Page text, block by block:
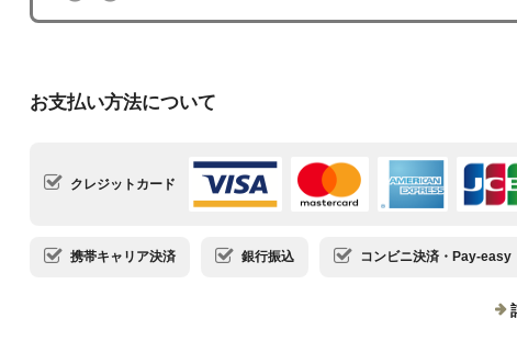
お支払い方法について
クレジットカード
携帯キャリア決済 銀行振込 コンビニ決済・Pay-easy